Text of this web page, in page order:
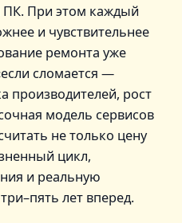
ПК. При этом каждый
и чувствительнее
ремонта уже
сломается —
производителей, рост
модель сервисов
не только цену
цикл,
и реальную
лет вперед.